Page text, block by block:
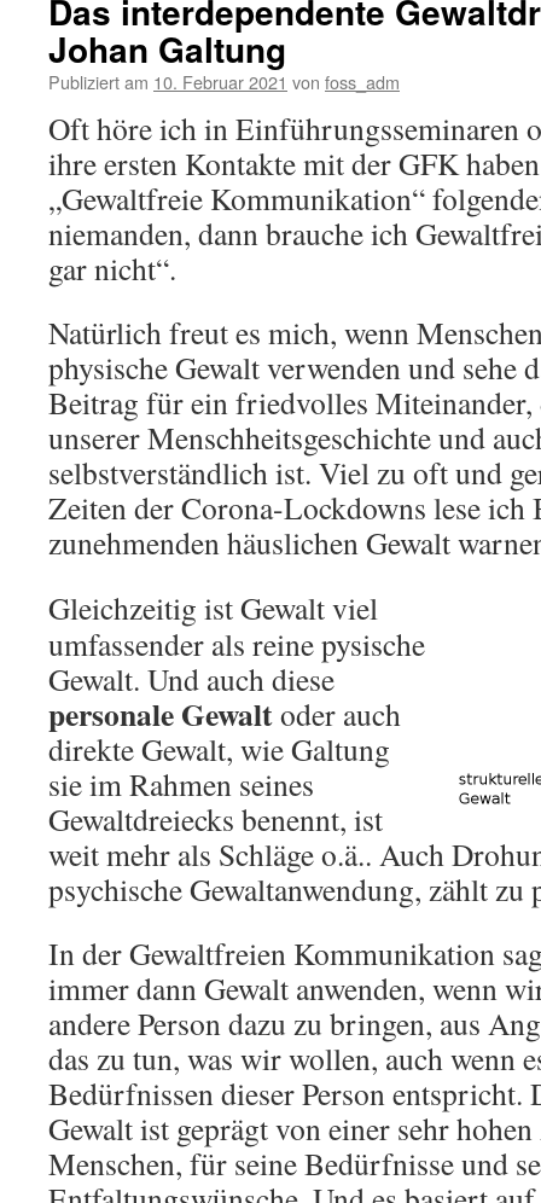
Das interdependente
Johan Galtung
Publiziert am 10. Februar 2021 von foss_adm
Oft höre ich in Einführungsseminaren
ihre ersten Kontakte mit der GFK
„Gewaltfreie Kommunikation“
niemanden, dann brauche ich
gar nicht“.
Natürlich freut es mich, wenn
physische Gewalt verwenden und sehe
Beitrag für ein friedvolles Miteinander,
unserer Menschheitsgeschichte und
selbstverständlich ist. Viel zu oft und
Zeiten der Corona-Lockdowns lese ich
zunehmenden häuslichen Gewalt
Gleichzeitig ist Gewalt viel
umfassender als reine pysische
Gewalt. Und auch diese
personale Gewaltoder auch
direkte Gewalt, wie Galtung
sie im Rahmen seines
Gewaltdreiecks benennt, ist
weit mehr als Schläge o.ä.. Auch
psychische Gewaltanwendung, zählt zu
In der Gewaltfreien Kommunikation
immer dann Gewalt anwenden, wenn
andere Person dazu zu bringen, aus
das zu tun, was wir wollen, auch wenn
Bedürfnissen dieser Person entspricht.
Gewalt ist geprägt von einer sehr
Menschen, für seine Bedürfnisse und